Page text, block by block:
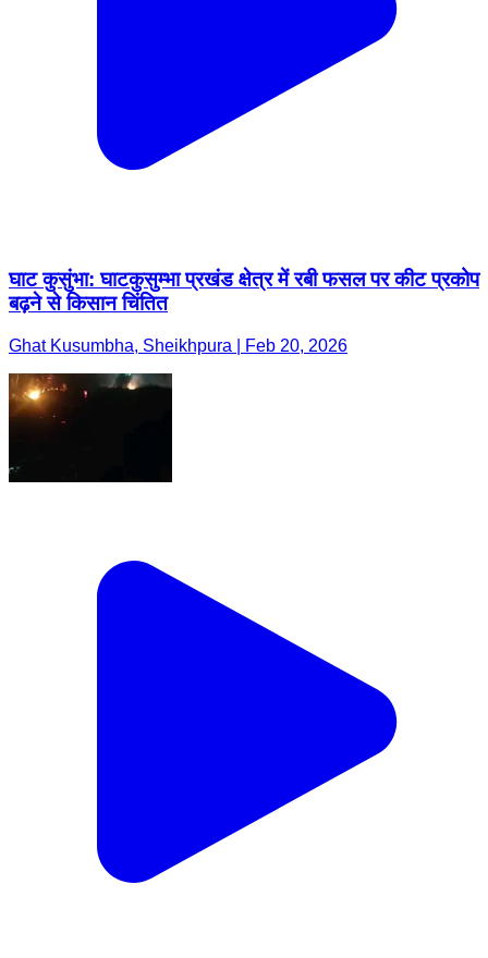
घाट कुसुंभा: घाटकुसुम्भा प्रखंड क्षेत्र में रबी फसल पर कीट प्रकोप
बढ़ने से किसान चिंतित
Ghat Kusumbha, Sheikhpura | Feb 20, 2026